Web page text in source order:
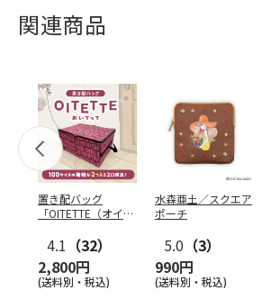
関連商品
置き配バッグ
「OITETTE（オイテ
4.1 （32）
2,800円
(送料別・税込)
水森亜土／スクエア
ポーチ
5.0 （3）
990円
(送料別・税込)